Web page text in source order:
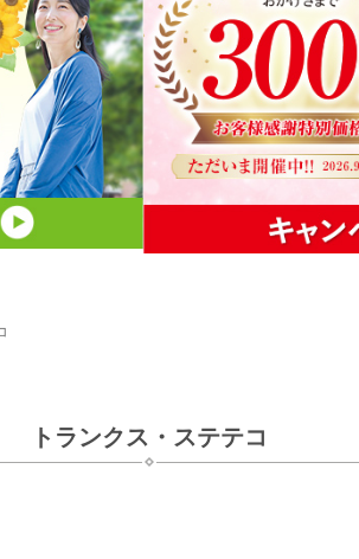
トランクス・ステテコ